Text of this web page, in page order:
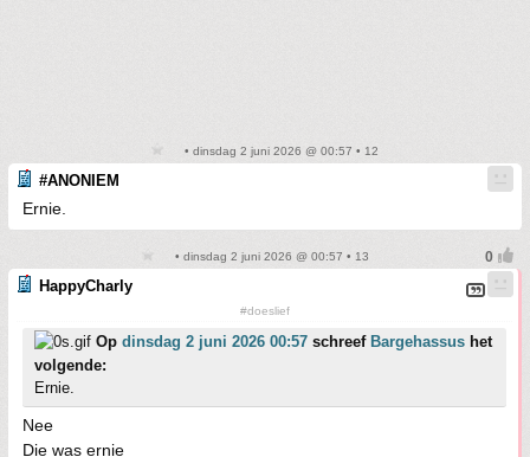
• dinsdag 2 juni 2026 @ 00:57 • 12
#ANONIEM
Ernie.
• dinsdag 2 juni 2026 @ 00:57 • 13
HappyCharly
#doeslief
Op dinsdag 2 juni 2026 00:57 schreef Bargehassus het
volgende:
Ernie.
Nee
Die was ernie